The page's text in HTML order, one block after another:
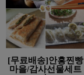
[무료배송]안흥찐빵
마을/감사선물세트